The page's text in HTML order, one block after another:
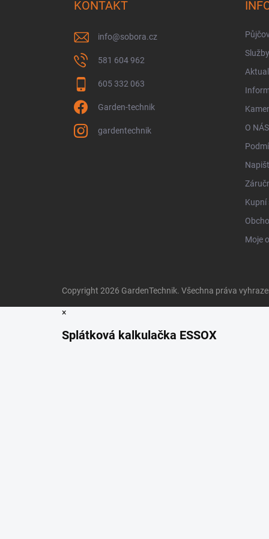
KONTAKT
info@sobora.cz
581 604 962
605 332 063
Garden-technik
gardentechnik
Služby
O NÁS
Kupní
Moje
Copyright 2026 GardenTechnik. Všechna práva
×
Splátková kalkulačka ESSOX